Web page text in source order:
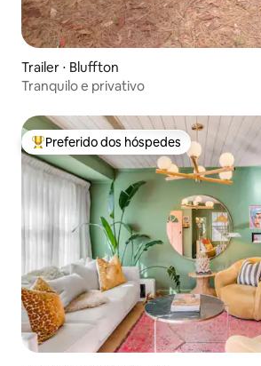
Trailer ⋅ Bluffton
Tranquilo e privativo
Entre os melhores preferidos dos
Preferido dos hóspedes